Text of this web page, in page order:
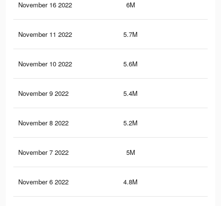
November 16 2022 6M
November 11 2022 5.7M
November 10 2022 5.6M
November 9 2022 5.4M
November 8 2022 5.2M
November 7 2022 5M
November 6 2022 4.8M